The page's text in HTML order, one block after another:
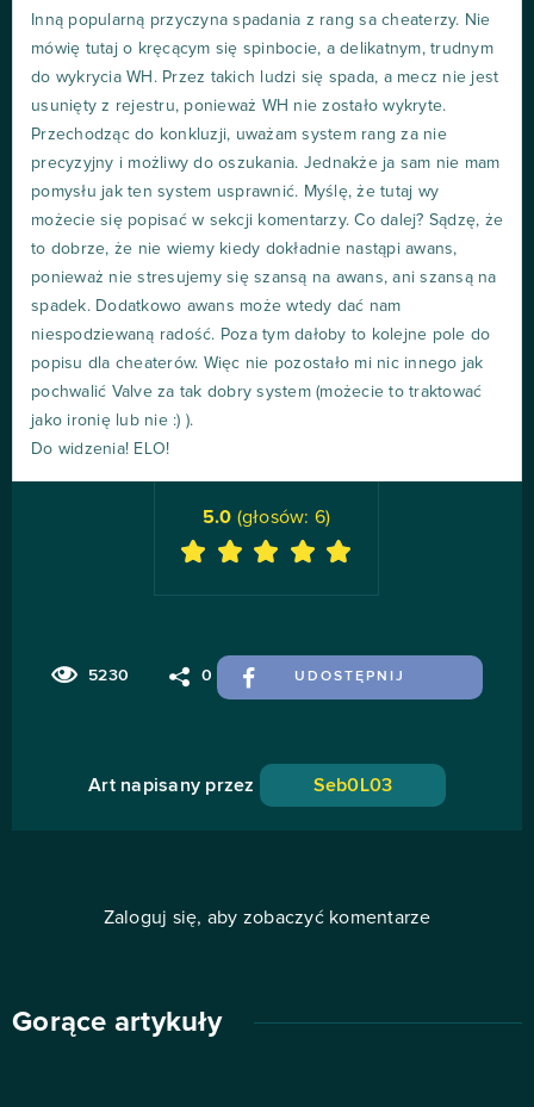
Inną popularną przyczyna spadania z rang sa cheaterzy. Nie
mówię tutaj o kręcącym się spinbocie, a delikatnym, trudnym
do wykrycia WH. Przez takich ludzi się spada, a mecz nie jest
usunięty z rejestru, ponieważ WH nie zostało wykryte.
Przechodząc do konkluzji, uważam system rang za nie
precyzyjny i możliwy do oszukania. Jednakże ja sam nie mam
pomysłu jak ten system usprawnić. Myślę, że tutaj wy
możecie się popisać w sekcji komentarzy. Co dalej? Sądzę, że
to dobrze, że nie wiemy kiedy dokładnie nastąpi awans,
ponieważ nie stresujemy się szansą na awans, ani szansą na
spadek. Dodatkowo awans może wtedy dać nam
niespodziewaną radość. Poza tym dałoby to kolejne pole do
popisu dla cheaterów. Więc nie pozostało mi nic innego jak
pochwalić Valve za tak dobry system (możecie to traktować
jako ironię lub nie :) ).
Do widzenia! ELO!
5230 0 UDOSTĘPNIJ
5.0 (głosów: 6)
Art napisany przez Seb0L03
Zaloguj się, aby zobaczyć komentarze
Gorące artykuły